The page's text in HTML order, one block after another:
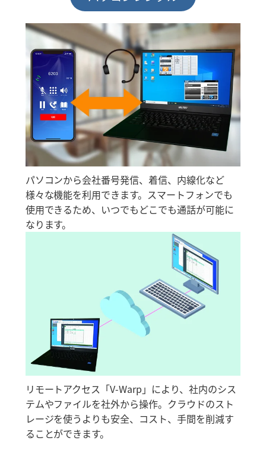
パソコンから会社番号発信、着信、内線化など
様々な機能を利用できます。スマートフォンでも
使用できるため、いつでもどこでも通話が可能に
なります。
リモートアクセス「V-Warp」により、社内のシス
テムやファイルを社外から操作。クラウドのスト
レージを使うよりも安全、コスト、手間を削減す
ることができます。